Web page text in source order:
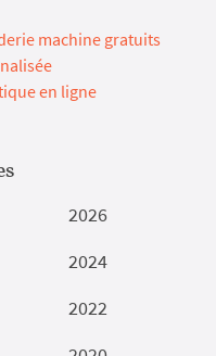
machine gratuits
en ligne
2026
2024
2022